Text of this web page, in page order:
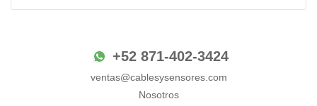
+52 871-402-3424
ventas@cablesysensores.com
Nosotros